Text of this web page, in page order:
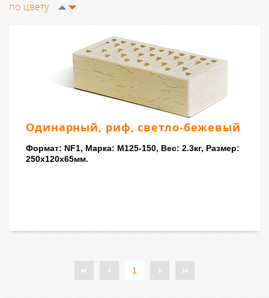
по цвету
Одинарный, риф, светло-бежевый
Формат: NF1, Марка: M125-150, Вес: 2.3кг, Размер:
250x120x65мм.
1